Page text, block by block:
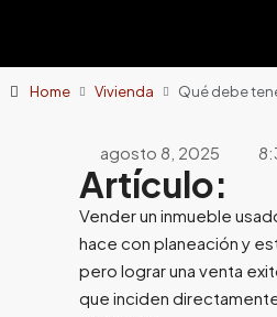
Home Vivienda Qué debe
agosto 8, 2025
Artículo:
Vender un inmueble
hace con planeación y
pero lograr una venta
que inciden